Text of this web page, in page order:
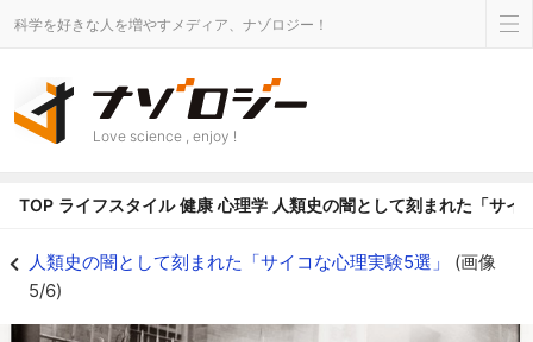
科学を好きな人を増やすメディア、ナゾロジー！
Love science , enjoy !
TOP ライフスタイル 健康 心理学 人類史の闇として刻まれた「サイ
人類史の闇として刻まれた「サイコな心理実験5選」 (画像
5/6)